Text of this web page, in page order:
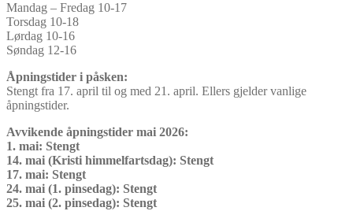
Mandag – Fredag 10-17
Torsdag 10-18
Lørdag 10-16
Søndag 12-16
Åpningstider i påsken:
Stengt fra 17. april til og med 21. april. Ellers gjelder vanlige
åpningstider.
Avvikende åpningstider mai 2026:
1. mai: Stengt
14. mai (Kristi himmelfartsdag): Stengt
17. mai: Stengt
24. mai (1. pinsedag): Stengt
25. mai (2. pinsedag): Stengt